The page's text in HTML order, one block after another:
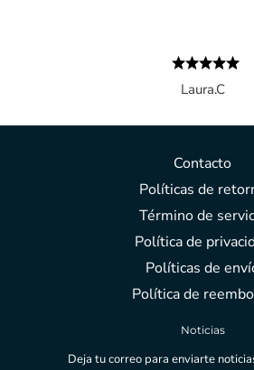
Laura.C
Contacto
Políticas de
Término de
Política de
Políticas de
Política de
Noticias
Deja tu correo para enviarte